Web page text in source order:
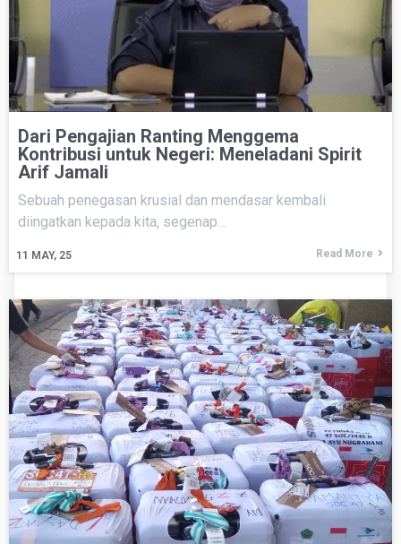
Dari Pengajian Ranting Menggema
Kontribusi untuk Negeri: Meneladani Spirit
Arif Jamali
11 MAY, 25
Sebuah penegasan krusial dan mendasar kembali
diingatkan kepada kita, segenap…
Read More